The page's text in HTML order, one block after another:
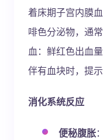
着床期子宫内膜
啡色分泌物，通
血：鲜红色出血
伴有血块时，提
消化系统反应
便秘腹胀